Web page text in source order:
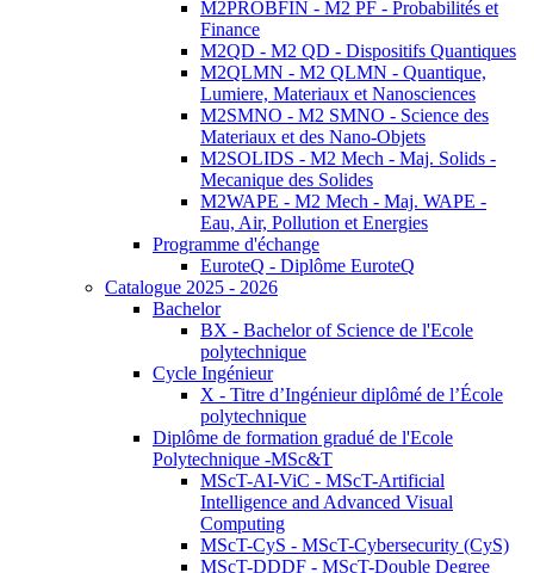
M2PROBFIN - M2 PF - Probabilités et
Finance
M2QD - M2 QD - Dispositifs Quantiques
M2QLMN - M2 QLMN - Quantique,
Lumiere, Materiaux et Nanosciences
M2SMNO - M2 SMNO - Science des
Materiaux et des Nano-Objets
M2SOLIDS - M2 Mech - Maj. Solids -
Mecanique des Solides
M2WAPE - M2 Mech - Maj. WAPE -
Eau, Air, Pollution et Energies
Programme d'échange
EuroteQ - Diplôme EuroteQ
Catalogue 2025 - 2026
Bachelor
BX - Bachelor of Science de l'Ecole
polytechnique
Cycle Ingénieur
X - Titre d’Ingénieur diplômé de l’École
polytechnique
Diplôme de formation gradué de l'Ecole
Polytechnique -MSc&T
MScT-AI-ViC - MScT-Artificial
Intelligence and Advanced Visual
Computing
MScT-CyS - MScT-Cybersecurity (CyS)
MScT-DDDF - MScT-Double Degree